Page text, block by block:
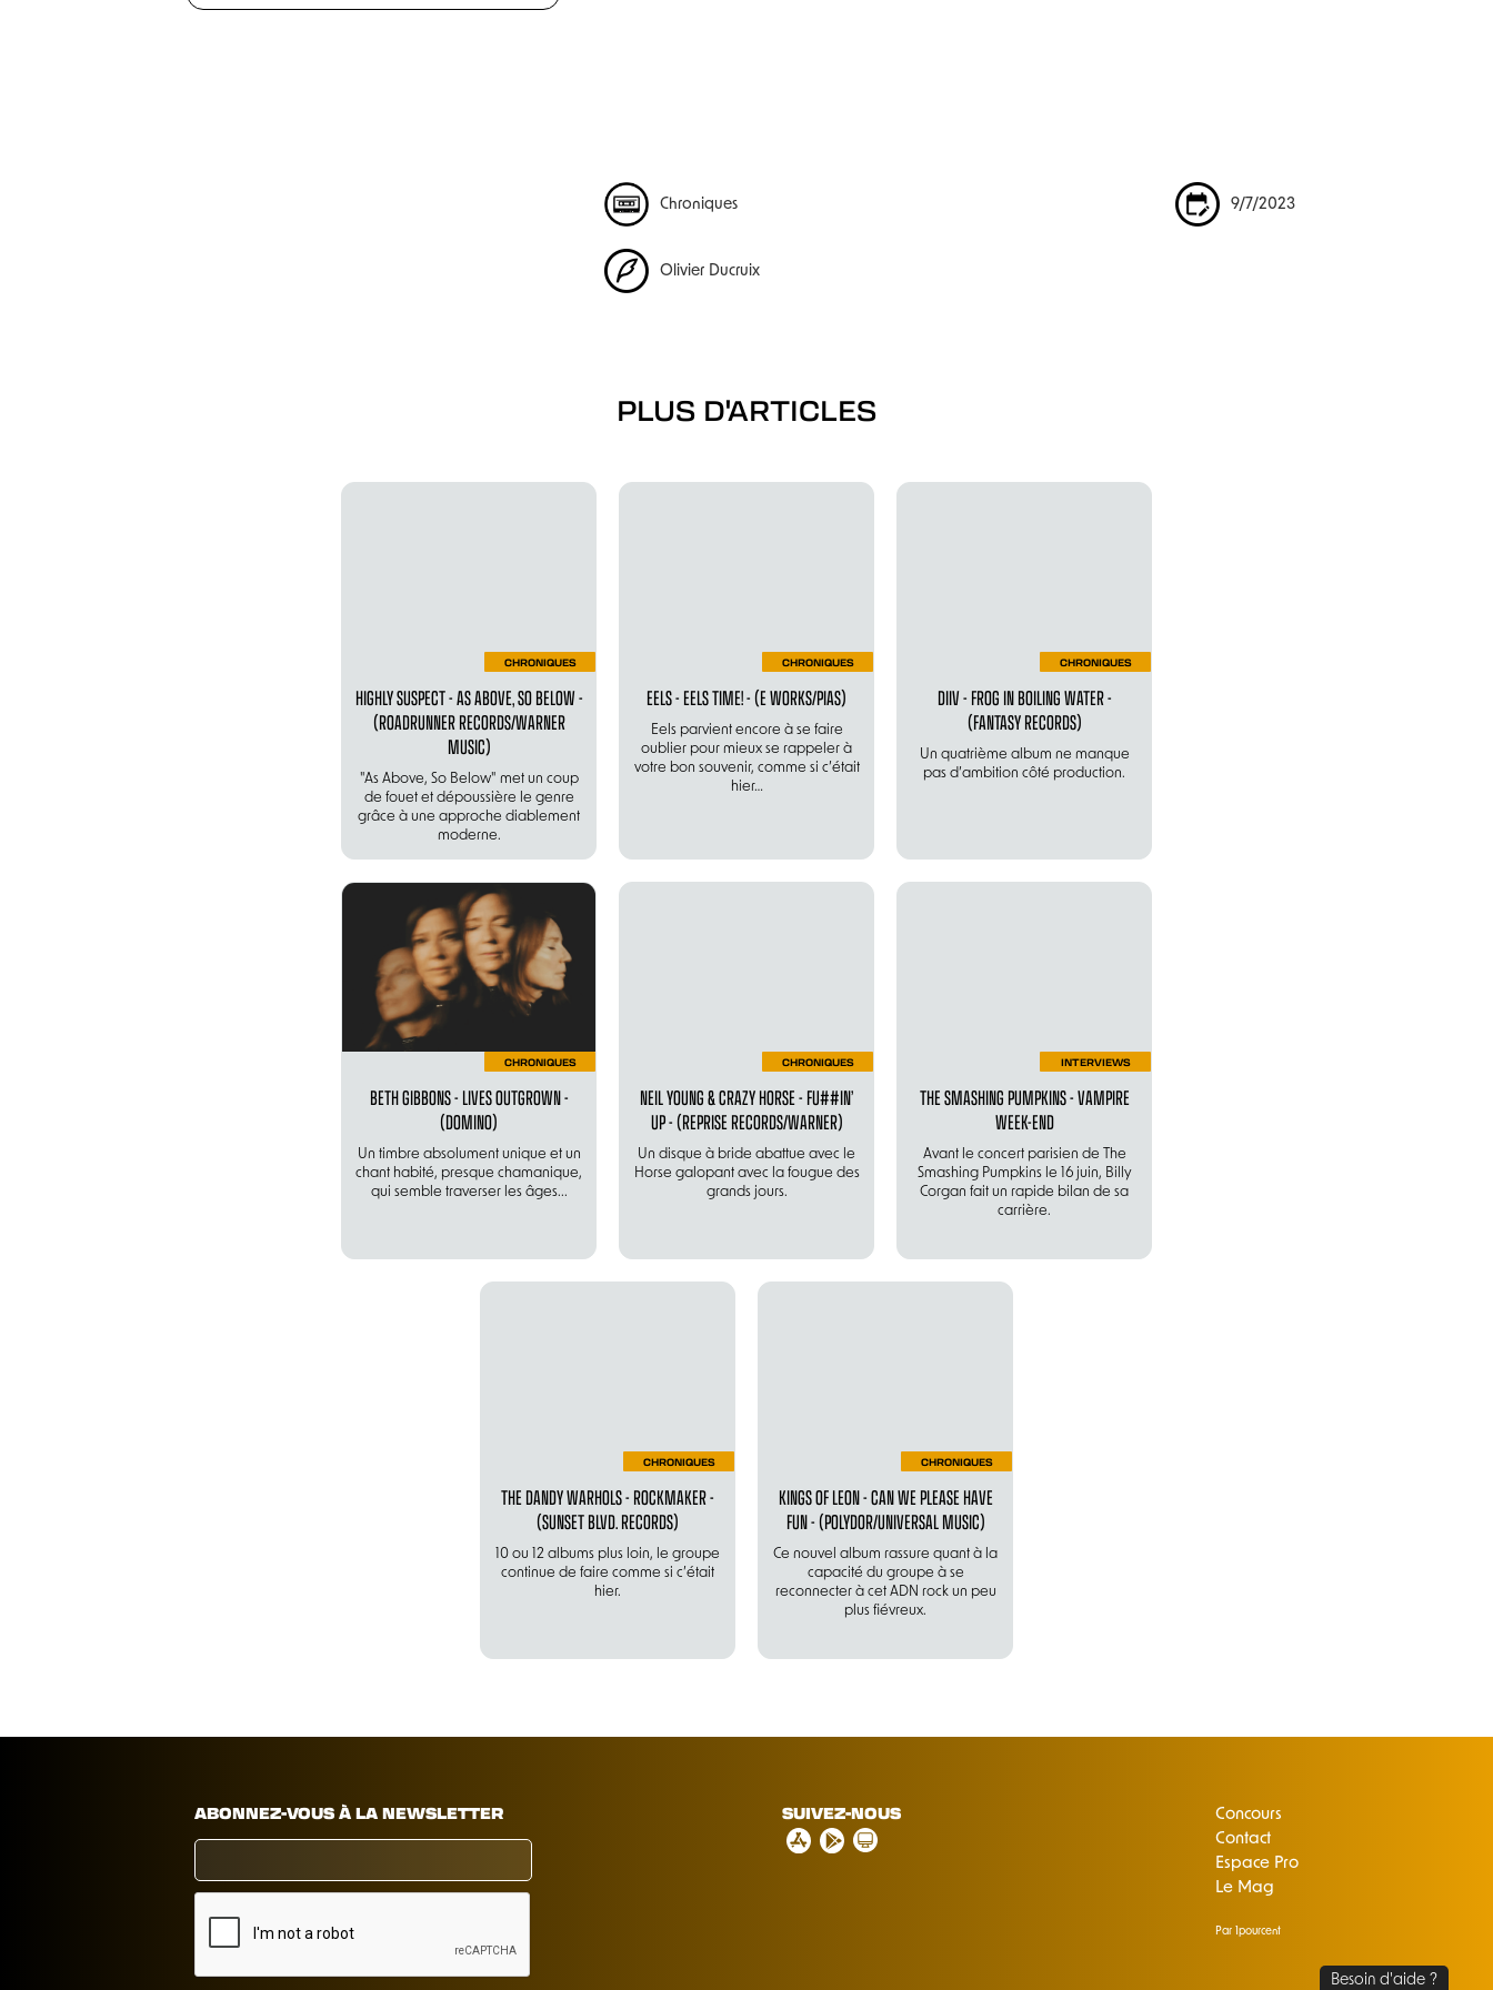
Chroniques
Olivier Ducruix
9/7/2023
PLUS D'ARTICLES
CHRONIQUES
HIGHLY SUSPECT - AS ABOVE, SO BELOW -
(ROADRUNNER RECORDS/WARNER
MUSIC)
"As Above, So Below" met un coup
de fouet et dépoussière le genre
grâce à une approche diablement
moderne.
CHRONIQUES
EELS - EELS TIME! - (E WORKS/PIAS)
Eels parvient encore à se faire
oublier pour mieux se rappeler à
votre bon souvenir, comme si c’était
hier…
CHRONIQUES
DIIV - FROG IN BOILING WATER -
(FANTASY RECORDS)
Un quatrième album ne manque
pas d’ambition côté production.
CHRONIQUES
BETH GIBBONS - LIVES OUTGROWN -
(DOMINO)
Un timbre absolument unique et un
chant habité, presque chamanique,
qui semble traverser les âges...
CHRONIQUES
NEIL YOUNG & CRAZY HORSE - FU##IN’
UP - (REPRISE RECORDS/WARNER)
Un disque à bride abattue avec le
Horse galopant avec la fougue des
grands jours.
INTERVIEWS
THE SMASHING PUMPKINS - VAMPIRE
WEEK-END
Avant le concert parisien de The
Smashing Pumpkins le 16 juin, Billy
Corgan fait un rapide bilan de sa
carrière.
CHRONIQUES
THE DANDY WARHOLS - ROCKMAKER -
(SUNSET BLVD. RECORDS)
10 ou 12 albums plus loin, le groupe
continue de faire comme si c’était
hier.
CHRONIQUES
KINGS OF LEON - CAN WE PLEASE HAVE
FUN - (POLYDOR/UNIVERSAL MUSIC)
Ce nouvel album rassure quant à la
capacité du groupe à se
reconnecter à cet ADN rock un peu
plus fiévreux.
ABONNEZ-VOUS À LA NEWSLETTER SUIVEZ-NOUS
Concours
Contact
Espace Pro
Le Mag
Par 1pourcent